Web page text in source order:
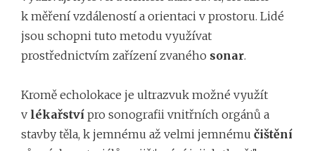
k měření vzdáleností a orientaci v prostoru. Lidé
jsou schopni tuto metodu využívat
prostřednictvím zařízení zvaného sonar.
Kromě echolokace je ultrazvuk možné využít
v lékařství pro sonografii vnitřních orgánů a
stavby těla, k jemnému až velmi jemnému čištění